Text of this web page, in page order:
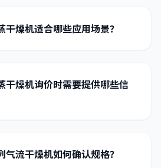
干燥机适合哪些应用场景？
干燥机询价时需要提供哪些信
气流干燥机如何确认规格？